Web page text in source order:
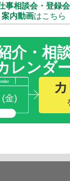
事相談会・登録
案内動画はこちら
介・相
レンダ
(金)